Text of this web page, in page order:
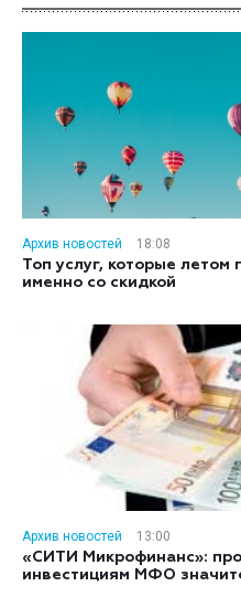
Архив новостей
18:08
Топ услуг, которые летом
именно со скидкой
Архив новостей
13:00
«СИТИ Микрофинанс»:
инвестициям МФО